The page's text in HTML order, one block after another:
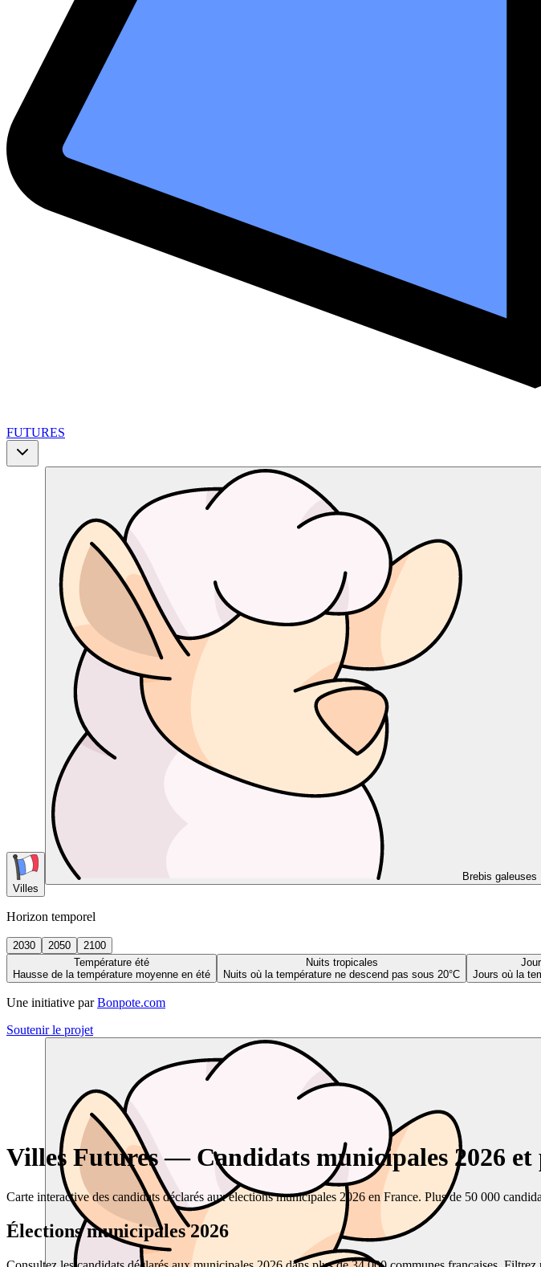
FUTURES
Villes
Brebis galeuses
Horizon temporel
2030 2050
2100
Température été
Hausse de la température moyenne en été
Nuits tropicales
Nuits où la température ne descend pas sous 20°C
Jours où la
Une initiative par Bonpote.com
Soutenir le projet
Villes Futures — Candidats municipales 2026
Carte interactive des candidats déclarés aux élections municipales 2026 en France. Plus de 50 000
Élections municipales 2026